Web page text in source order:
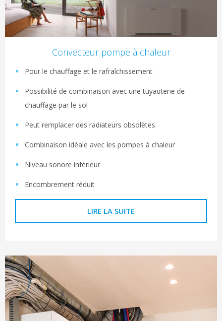
Convecteur pompe à chaleur
Pour le chauffage et le rafraîchissement
Possibilité de combinaison avec une tuyauterie de
chauffage par le sol
Peut remplacer des radiateurs obsolètes
Combinaison idéale avec les pompes à chaleur
Niveau sonore inférieur
Encombrement réduit
LIRE LA SUITE